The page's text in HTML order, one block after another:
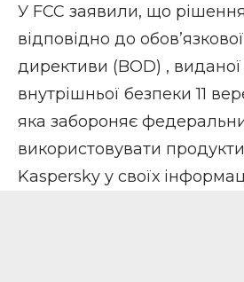
У FCC заявили, що
відповідно до
директиви (BOD) , виданої
внутрішньої безпеки 11
яка забороняє
використовувати
Kaspersky у своїх